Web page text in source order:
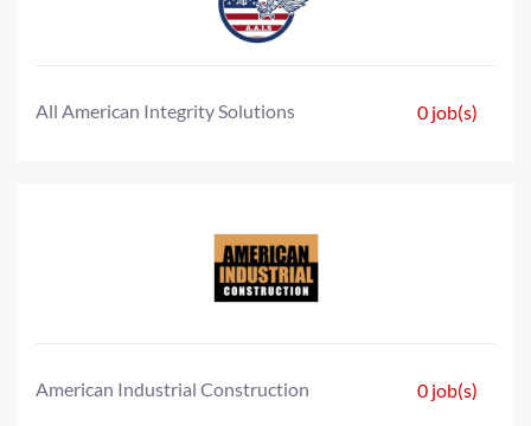
All American Integrity Solutions 0 job(s)
American Industrial Construction 0 job(s)